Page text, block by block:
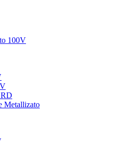
100V
Metallizato